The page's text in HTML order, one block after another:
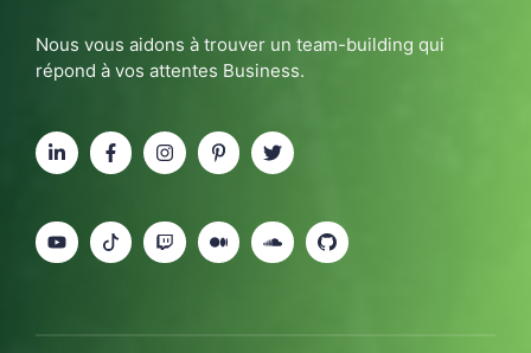
Nous vous aidons à trouver un team-building qui
répond à vos attentes Business.